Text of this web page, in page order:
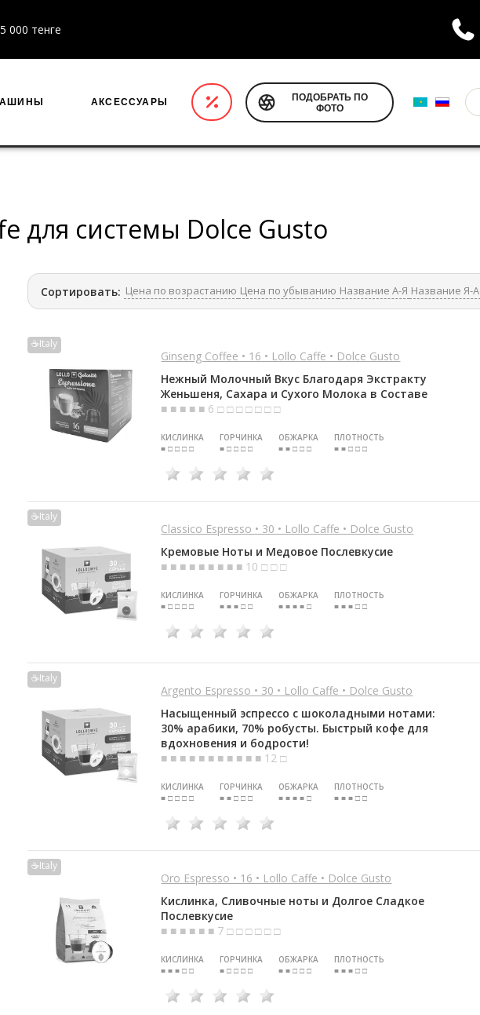
000 тенге
АКСЕССУАРЫ
ПОДОБРАТЬ ПО
ФОТО
для системы Dolce Gusto
Сортировать: Цена по возрастанию Цена по убыванию Название А-Я Название Я-А
☕Italy
Ginseng Coffee • 16 • Lollo Caffe • Dolce Gusto
Нежный Молочный Вкус Благодаря Экстракту
Женьшеня, Сахара и Сухого Молока в Составе
■ ■ ■ ■ ■ 6 □ □ □ □ □ □ □
КИСЛИНКА
■ □ □ □ □
ГОРЧИНКА
■ □ □ □ □
ОБЖАРКА
■ ■ □ □ □
ПЛОТНОСТЬ
■ ■ □ □ □
☕Italy
Classico Espresso • 30 • Lollo Caffe • Dolce Gusto
Кремовые Ноты и Медовое Послевкусие
■ ■ ■ ■ ■ ■ ■ ■ ■ 10 □ □ □
КИСЛИНКА
■ □ □ □ □
ГОРЧИНКА
■ ■ ■ □ □
ОБЖАРКА
■ ■ ■ ■ □
ПЛОТНОСТЬ
■ ■ ■ □ □
☕Italy
Argento Espresso • 30 • Lollo Caffe • Dolce Gusto
Насыщенный эспрессо с шоколадными нотами:
30% арабики, 70% робусты. Быстрый кофе для
вдохновения и бодрости!
■ ■ ■ ■ ■ ■ ■ ■ ■ ■ ■ 12 □
КИСЛИНКА
■ □ □ □ □
ГОРЧИНКА
■ ■ □ □ □
ОБЖАРКА
■ ■ ■ ■ □
ПЛОТНОСТЬ
■ ■ ■ □ □
☕Italy
Oro Espresso • 16 • Lollo Caffe • Dolce Gusto
Кислинка, Сливочные ноты и Долгое Сладкое
Послевкусие
■ ■ ■ ■ ■ ■ 7 □ □ □ □ □ □
КИСЛИНКА
■ ■ ■ □ □
ГОРЧИНКА
■ □ □ □ □
ОБЖАРКА
■ ■ □ □ □
ПЛОТНОСТЬ
■ ■ ■ □ □